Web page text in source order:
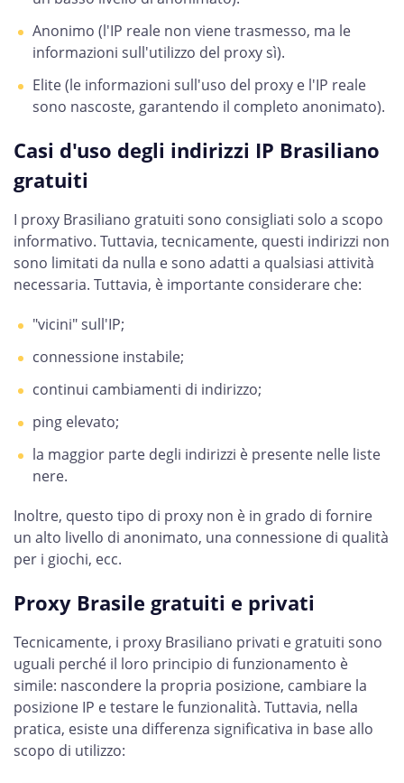
Anonimo (l'IP reale non viene trasmesso, ma le
informazioni sull'utilizzo del proxy sì).
Elite (le informazioni sull'uso del proxy e l'IP reale
sono nascoste, garantendo il completo anonimato).
Casi d'uso degli indirizzi IP Brasiliano
gratuiti
I proxy Brasiliano gratuiti sono consigliati solo a scopo
informativo. Tuttavia, tecnicamente, questi indirizzi non
sono limitati da nulla e sono adatti a qualsiasi attività
necessaria. Tuttavia, è importante considerare che:
"vicini" sull'IP;
connessione instabile;
continui cambiamenti di indirizzo;
ping elevato;
la maggior parte degli indirizzi è presente nelle liste
nere.
Inoltre, questo tipo di proxy non è in grado di fornire
un alto livello di anonimato, una connessione di qualità
per i giochi, ecc.
Proxy Brasile gratuiti e privati
Tecnicamente, i proxy Brasiliano privati e gratuiti sono
uguali perché il loro principio di funzionamento è
simile: nascondere la propria posizione, cambiare la
posizione IP e testare le funzionalità. Tuttavia, nella
pratica, esiste una differenza significativa in base allo
scopo di utilizzo: